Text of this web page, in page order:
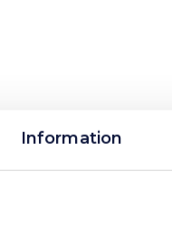
Information